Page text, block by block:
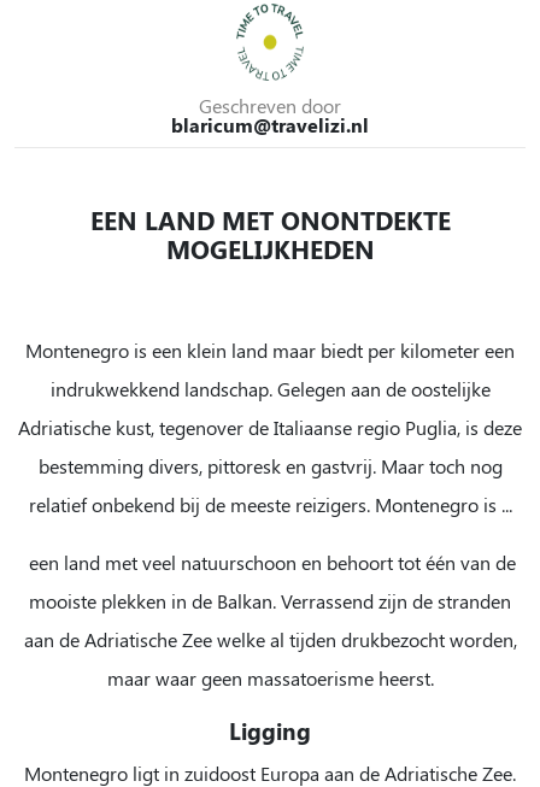
steden
Geschreven door
blaricum@travelizi.nl
EEN LAND MET ONONTDEKTE
MOGELIJKHEDEN
Montenegro is een klein land maar biedt per kilometer een
indrukwekkend landschap. Gelegen aan de oostelijke
Adriatische kust, tegenover de Italiaanse regio Puglia, is deze
bestemming divers, pittoresk en gastvrij. Maar toch nog
relatief onbekend bij de meeste reizigers. Montenegro is ...
een land met veel natuurschoon en behoort tot één van de
mooiste plekken in de Balkan. Verrassend zijn de stranden
aan de Adriatische Zee welke al tijden drukbezocht worden,
maar waar geen massatoerisme heerst.
Ligging
Montenegro ligt in zuidoost Europa aan de Adriatische Zee.